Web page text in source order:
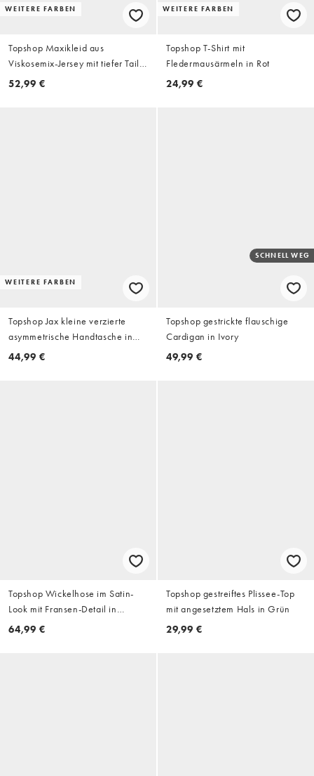
WEITERE FARBEN
Topshop Maxikleid aus
Viskosemix-Jersey mit tiefer Taille
in Stone
52,99 €
WEITERE FARBEN
Topshop T-Shirt mit
Fledermausärmeln in Rot
24,99 €
WEITERE FARBEN
Topshop Jax kleine verzierte
asymmetrische Handtasche in
Silber
44,99 €
SCHNELL WEG
Topshop gestrickte flauschige
Cardigan in Ivory
49,99 €
Topshop Wickelhose im Satin-
Look mit Fransen-Detail in
Cremeweiß
64,99 €
Topshop gestreiftes Plissee-Top
mit angesetztem Hals in Grün
29,99 €